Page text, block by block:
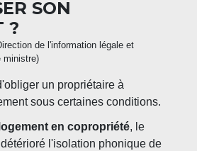
SON
?
de l'information légale et
ministre)
un propriétaire à
sous certaines conditions.
logement en copropriété, le
l'isolation phonique de